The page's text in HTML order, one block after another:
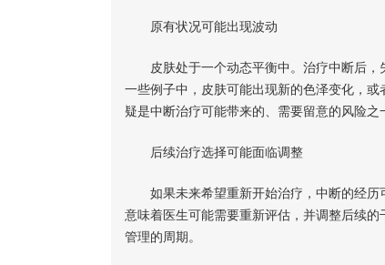
原有状况可能出现波动
皮肤处于一个动态平衡中。治疗中断后，
一些例子中，皮肤可能出现新的色泽变化，或
疑是中断治疗可能带来的、需要留意的风险之
后续治疗选择可能面临调整
如果未来希望重新开始治疗，中断的经历
意味着医生可能需要重新评估，并调整后续
管理的周期。